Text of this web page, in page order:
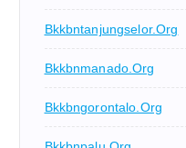
Bkkbntanjungselor.org
Bkkbnmanado.org
Bkkbngorontalo.org